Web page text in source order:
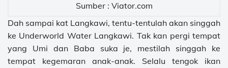
Sumber : Viator.com
Dah sampai kat Langkawi, tentu-tentulah akan singgah
ke Underworld Water Langkawi. Tak kan pergi tempat
yang Umi dan Baba suka je, mestilah singgah ke
tempat kegemaran anak-anak. Selalu tengok ikan